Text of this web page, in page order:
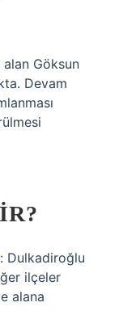
Göksun
Devam
Dulkadiroğlu
ilçeler
alana